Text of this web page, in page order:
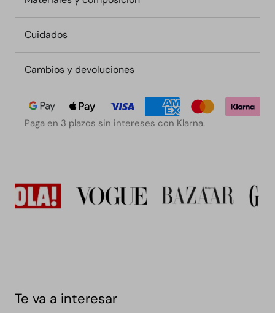
Cuidados
Cambios y devoluciones
Paga en 3 plazos sin intereses con Klarna.
Te va a interesar